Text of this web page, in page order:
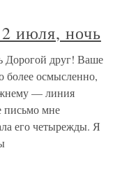
ночь
друг! Ваше
более осмысленно,
— линия
письмо мне
его четырежды. Я